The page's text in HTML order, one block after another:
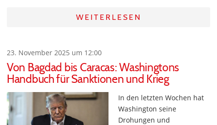
WEITERLESEN
23. November 2025 um 12:00
Von Bagdad bis Caracas: Washingtons
Handbuch für Sanktionen und Krieg
In den letzten Wochen hat
Washington seine
Drohungen und